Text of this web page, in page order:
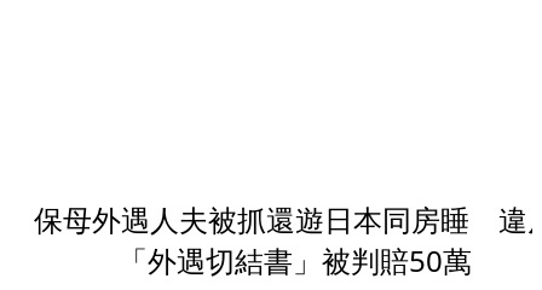
保母外遇人夫被抓還遊日本同房睡 違
「外遇切結書」被判賠50萬